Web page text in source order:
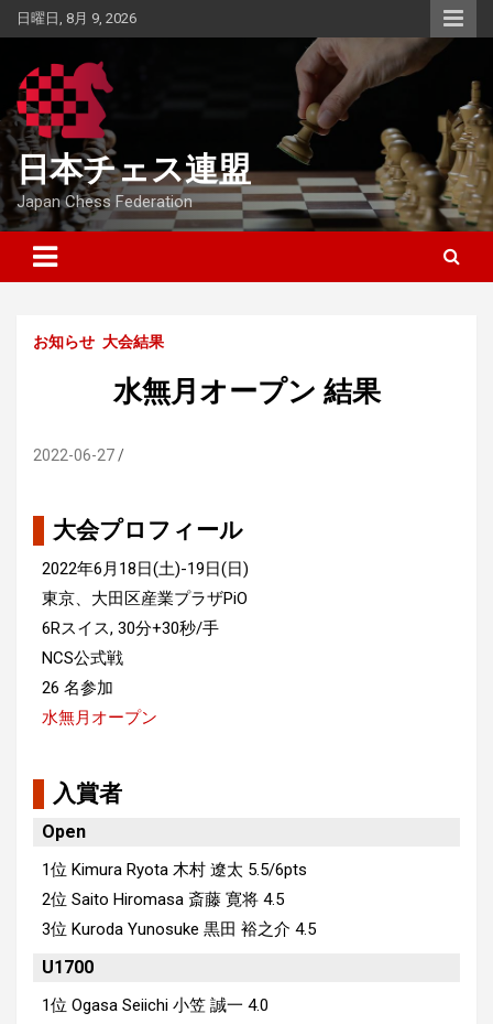
Skip
to
日曜日, 8月 9, 2026
日本チェス連盟
Japan Chess Federation
お知らせ 大会結果
水無月オープン 結果
2022-06-27
大会プロフィール
2022年6月18日(土)-19日(日)
東京、大田区産業プラザPiO
6Rスイス, 30分+30秒/手
NCS公式戦
26 名参加
水無月オープン
入賞者
Open
1位 Kimura Ryota 木村 遼太 5.5/6pts
2位 Saito Hiromasa 斎藤 寛将 4.5
3位 Kuroda Yunosuke 黒田 裕之介 4.5
U1700
1位 Ogasa Seiichi 小笠 誠一 4.0